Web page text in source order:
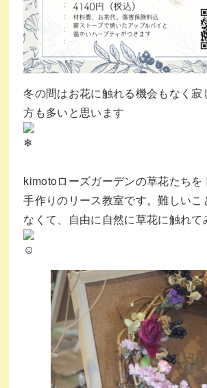
冬の間はお花に触れる機会もなく寂
方も多いと思います
kimotoローズガーデンの草花たちを
手作りのリース教室です。難しいこ
なくて、自由に自然に草花に触れて